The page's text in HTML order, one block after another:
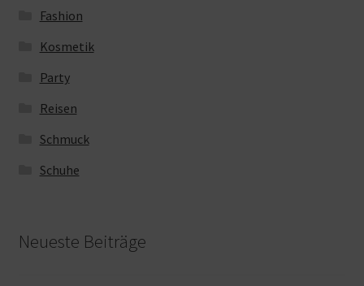
Fashion
Kosmetik
Party
Reisen
Schmuck
Schuhe
Neueste Beiträge